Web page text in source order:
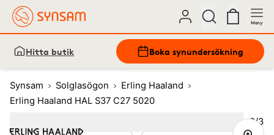
Meny
Hitta butik Boka synundersökning
Synsam Solglasögon
Erling Haaland
Erling Haaland HAL S37 C27 5020
Bild
2/3
Image1 3